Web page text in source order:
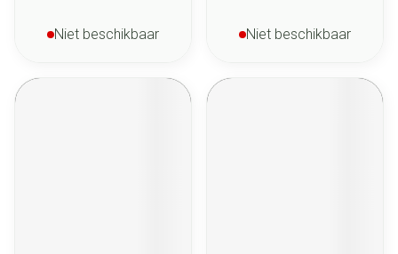
Niet beschikbaar Niet beschikbaar